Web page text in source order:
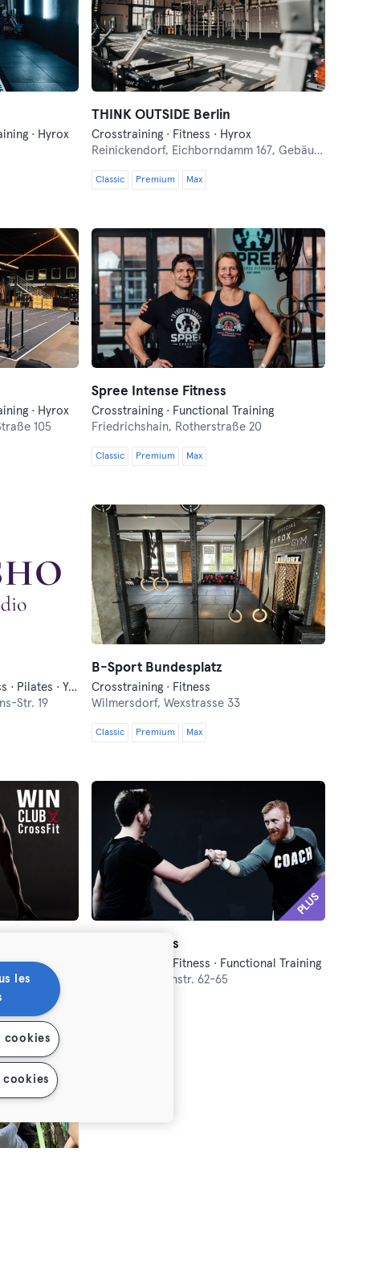
· Hyrox
THINK OUTSIDE Berlin
Crosstraining · Fitness · Hyrox
Reinickendorf, Eichborndamm 167, Gebäude 39
Classic Premium Max
· Hyrox
105
Spree Intense Fitness
Crosstraining · Functional Training
Friedrichshain, Rotherstraße 20
Classic Premium Max
Crosstraining · Danse · Fitness · Pilates · Yoga
Str. 19
B-Sport Bundesplatz
Crosstraining · Fitness
Wilmersdorf,Wexstrasse 33
Classic Premium Max
PLUS
Argo Athletics
Crosstraining · Fitness · Functional Training
Mühlenstr. 62-65
les
cookies
cookies